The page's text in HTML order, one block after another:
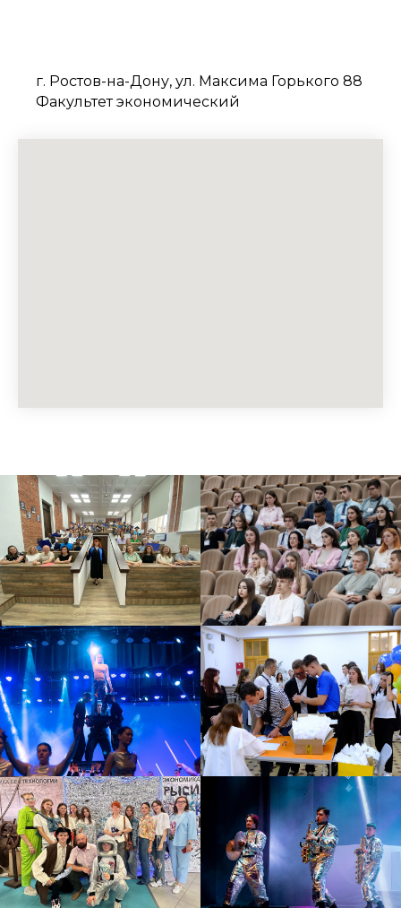
г. Ростов-на-Дону, ул. Максима Горького 88
Факультет экономический